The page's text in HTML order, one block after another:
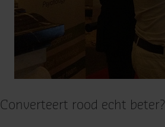
Converteert rood echt beter?